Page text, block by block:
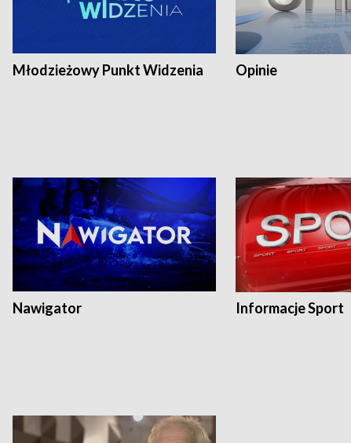
Młodzieżowy Punkt Widzenia Opinie
Nawigator Informacje Sport